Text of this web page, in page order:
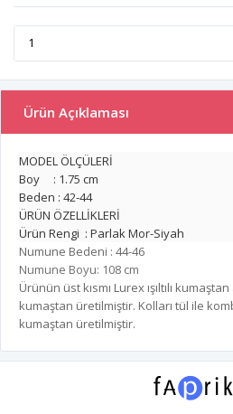
Ürün Açıklaması
MODEL ÖLÇÜLERİ
Boy : 1.75 cm
Beden : 42-44
ÜRÜN ÖZELLİKLERİ
Ürün Rengi : Parlak Mor-Siyah
Numune Bedeni : 44-46
Numune Boyu: 108 cm
Ürünün üst kısmı Lurex ışıltılı
kumaştan üretilmiştir. Kolları tül ile
kumaştan üretilmiştir.